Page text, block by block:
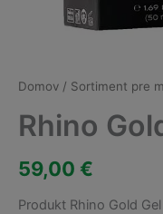
Domov / Sortiment pre
Rhino
59,00 €
Produkt Rhino Gold